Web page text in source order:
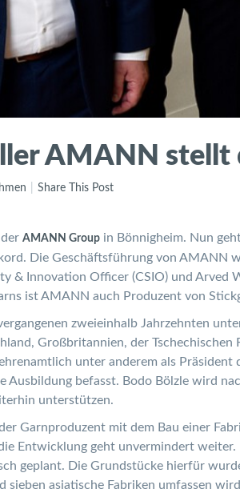
AMANN
Share This Post
AMANN Group in Bönnigheim. Nun
Die Geschäftsführung von AMANN
& Innovation Officer (CSIO) und
ist AMANN auch Produzent von
zweieinhalb Jahrzehnten
Großbritannien, der
unter anderem als Präsident
Ausbildung befasst. Bodo Bölzle wird
unterstützen.
Garnproduzent mit dem Bau einer
Entwicklung geht unvermindert
geplant. Die Grundstücke hierfür
sieben asiatische Fabriken umfassen